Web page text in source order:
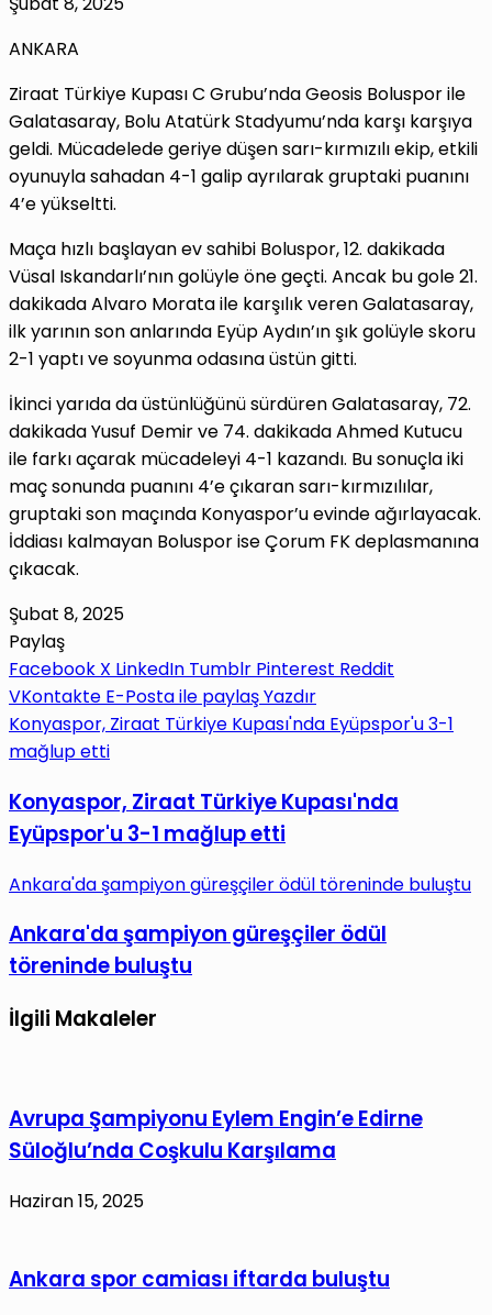
ANKARA
Ziraat Türkiye Kupası C Grubu’nda Geosis Boluspor ile
Galatasaray, Bolu Atatürk Stadyumu’nda karşı karşıya
geldi. Mücadelede geriye düşen sarı-kırmızılı ekip, etkili
oyunuyla sahadan 4-1 galip ayrılarak gruptaki puanını
4’e yükseltti.
Maça hızlı başlayan ev sahibi Boluspor, 12. dakikada
Vüsal Iskandarlı’nın golüyle öne geçti. Ancak bu gole 21.
dakikada Alvaro Morata ile karşılık veren Galatasaray,
ilk yarının son anlarında Eyüp Aydın’ın şık golüyle skoru
2-1 yaptı ve soyunma odasına üstün gitti.
İkinci yarıda da üstünlüğünü sürdüren Galatasaray, 72.
dakikada Yusuf Demir ve 74. dakikada Ahmed Kutucu
ile farkı açarak mücadeleyi 4-1 kazandı. Bu sonuçla iki
maç sonunda puanını 4’e çıkaran sarı-kırmızılılar,
gruptaki son maçında Konyaspor’u evinde ağırlayacak.
İddiası kalmayan Boluspor ise Çorum FK deplasmanına
çıkacak.
Şubat 8, 2025
Paylaş
Facebook X LinkedIn Tumblr Pinterest Reddit
VKontakte E-Posta ile paylaşYazdır
Konyaspor, Ziraat Türkiye Kupası'nda Eyüpspor'u 3-1
mağlup etti
Konyaspor, Ziraat Türkiye Kupası'nda
Eyüpspor'u 3-1 mağlup etti
Ankara'da şampiyon güreşçiler ödül töreninde buluştu
Ankara'da şampiyon güreşçiler ödül
töreninde buluştu
İlgili Makaleler
Avrupa Şampiyonu Eylem Engin’e Edirne
Süloğlu’nda Coşkulu Karşılama
Haziran 15, 2025
Ankara spor camiası iftarda buluştu